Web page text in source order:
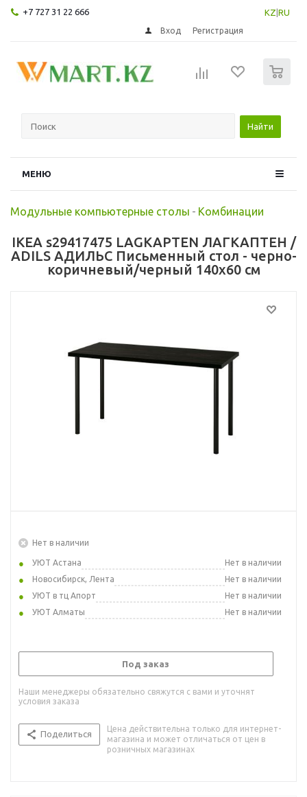
+7 727 31 22 666 KZ RU
Вход Регистрация
Найти
МЕНЮ
Модульные компьютерные столы - Комбинации
IKEA s29417475 LAGKAPTEN ЛАГКАПТЕН /
ADILS АДИЛЬС Письменный стол - черно-
коричневый/черный 140x60 см
Нет в наличии
УЮТ Астана
Нет в наличии
Новосибирск, Лента
Нет в наличии
УЮТ в тц Апорт
Нет в наличии
УЮТ Алматы
Нет в наличии
Под заказ
Наши менеджеры обязательно свяжутся с вами и уточнят
условия заказа
Поделиться
Цена действительна только для интернет-
магазина и может отличаться от цен в
розничных магазинах